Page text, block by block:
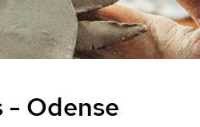
- Odense